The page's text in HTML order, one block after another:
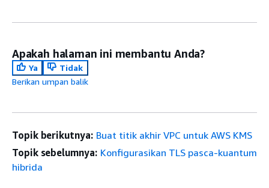
Apakah halaman ini membantu Anda?
Ya
Tidak
Berikan umpan balik
Topik berikutnya: Buat titik akhir VPC untuk AWS KMS
Topik sebelumnya: Konfigurasikan TLS pasca-kuantum
hibrida